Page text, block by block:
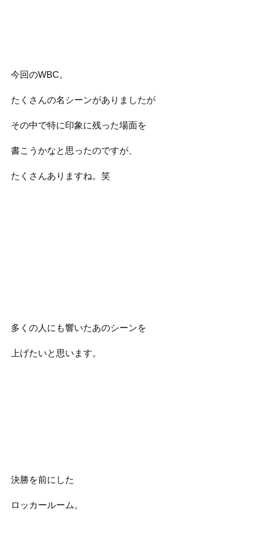
今回のWBC。
たくさんの名シーンがありましたが
その中で特に印象に残った場面を
書こうかなと思ったのですが、
たくさんありますね。笑
多くの人にも響いたあのシーンを
上げたいと思います。
決勝を前にした
ロッカールーム。